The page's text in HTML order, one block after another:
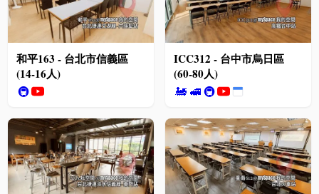
和平163 - 台北市信義區
(14-16人)
🚇
ICC312 - 台中市烏日區
(60-80人)
🚂 🚅🚇